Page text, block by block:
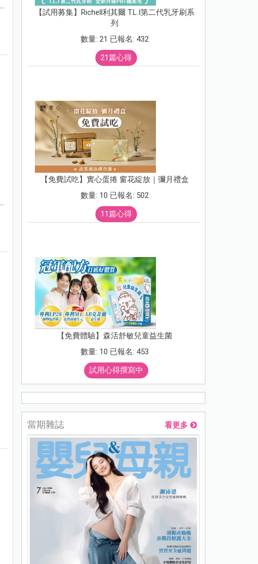
【試用募集】Richell利其爾 T.L.I第二代乳牙刷系
列
數量: 21 已報名: 432
21篇心得
【免費試吃】實心蛋捲 窗花綻放｜彌月禮盒
數量: 10 已報名: 502
11篇心得
【免費體驗】森活舒敏兒童益生菌
數量: 10 已報名: 453
試用心得撰寫中
當期雜誌 看更多